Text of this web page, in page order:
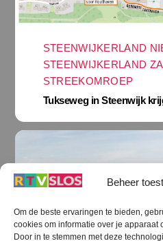
Beheer
Om de beste ervaringen te bieden,
cookies om informatie over je apparaat
Door in te stemmen met deze
STEENWIJKERLAND
STEENWIJKERLAND
STREEKOMROEP
Tukseweg in Steenwijk